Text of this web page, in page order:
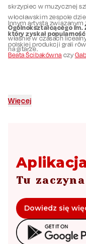
skrzypiec w muzycznej
włocławskim zespole
Ogólnokształcącego im.
właśnie w czasach
na gitarze.
Innym artystą związanym
który zyskał
polskiej produkcji grali
Beata Ścibakówna czy
Więcej
Tu
Dowiedz się